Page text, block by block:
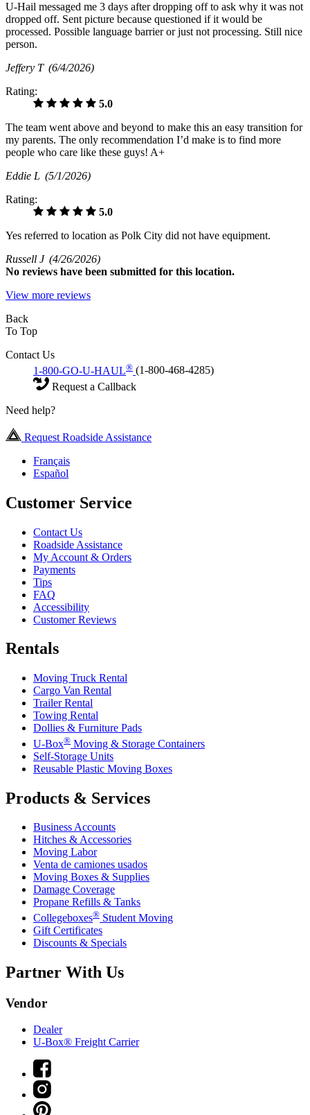
U-Hail messaged me 3 days after dropping off to ask why it was not
dropped off. Sent picture because questioned if it would be
processed. Possible language barrier or just not processing. Still nice
person.
Jeffery T (6/4/2026)
Rating:
5.0
The team went above and beyond to make this an easy transition for
my parents. The only recommendation I’d make is to find more
people who care like these guys! A+
Eddie L (5/1/2026)
Rating:
5.0
Yes referred to location as Polk City did not have equipment.
Russell J (4/26/2026)
No reviews have been submitted for this location.
View more reviews
Back
To Top
Contact Us
1-800-GO-U-HAUL® (1-800-468-4285)
Request a Callback
Need help?
Request Roadside Assistance
Français
Español
Customer Service
Contact Us
Roadside Assistance
My Account & Orders
Payments
Tips
FAQ
Accessibility
Customer Reviews
Rentals
Moving Truck Rental
Cargo Van Rental
Trailer Rental
Towing Rental
Dollies & Furniture Pads
U-Box® Moving & Storage Containers
Self-Storage Units
Reusable Plastic Moving Boxes
Products & Services
Business Accounts
Hitches & Accessories
Moving Labor
Venta de camiones usados
Moving Boxes & Supplies
Damage Coverage
Propane Refills & Tanks
Collegeboxes® Student Moving
Gift Certificates
Discounts & Specials
Partner With Us
Vendor
Dealer
U-Box® Freight Carrier